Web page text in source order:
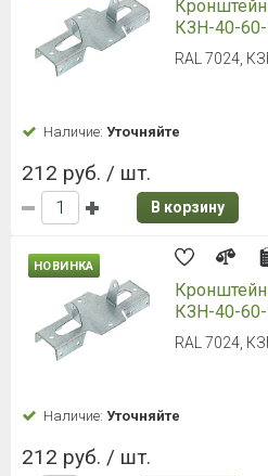
Кронштейн
КЗН-40-
RAL 7024,
Наличие: Уточняйте
212 руб. / шт.
В корзину
НОВИНКА
КЗН-40-
RAL 7024,
Наличие: Уточняйте
212 руб. / шт.